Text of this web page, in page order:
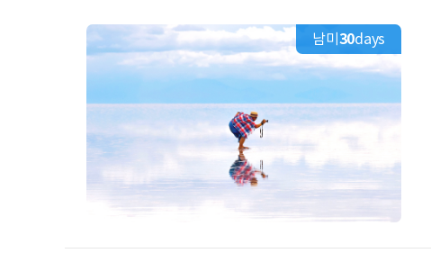
남미 30days